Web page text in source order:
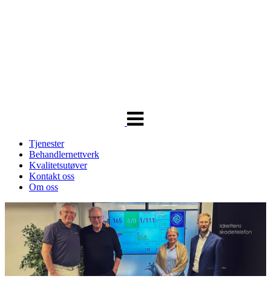
Tjenester
Behandlernettverk
Kvalitetsutøver
Kontakt oss
Om oss